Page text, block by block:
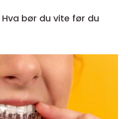
Hva bør du vite før du